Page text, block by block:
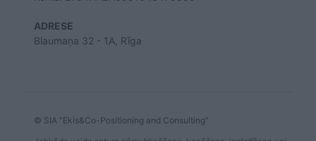
ADRESE
Blaumaņa 32 - 1A, Rīga
© SIA "Ekis&Co-Positioning and Consulting"